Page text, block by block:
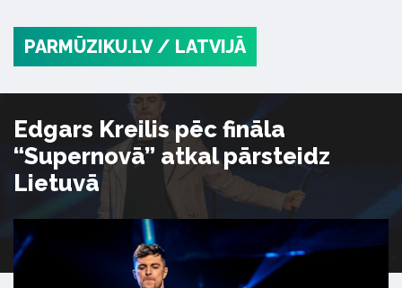
PARMŪZIKU.LV / LATVIJĀ
Edgars Kreilis pēc fināla
“Supernovā” atkal pārsteidz
Lietuvā